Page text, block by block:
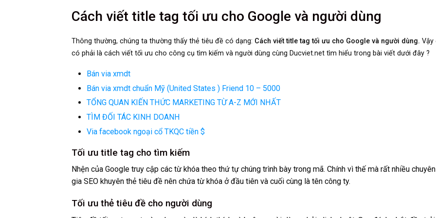
Cách viết title tag tối ưu cho Google và người dùng
Thông thường, chúng ta thường thấy thẻ tiêu đề có dạng: Cách viết title tag tối ưu cho Google và người dùng. Vậy
có phải là cách viết tối ưu cho công cụ tìm kiếm và người dùng cùng Ducviet.net tìm hiểu trong bài viết dưới đây ?
Bán via xmdt
Bán via xmdt chuẩn Mỹ (United States ) Friend 10 – 5000
TỔNG QUAN KIẾN THỨC MARKETING TỪ A-Z MỚI NHẤT
TÌM ĐỐI TÁC KINH DOANH
Via facebook ngoại cổ TKQC tiền $
Tối ưu title tag cho tìm kiếm
Nhện của Google truy cập các từ khóa theo thứ tự chúng trình bày trong mã. Chính vì thế mà rất nhiều chuyên
gia SEO khuyên thẻ tiêu đề nên chứa từ khóa ở đầu tiên và cuối cùng là tên công ty.
Tối ưu thẻ tiêu đề cho người dùng